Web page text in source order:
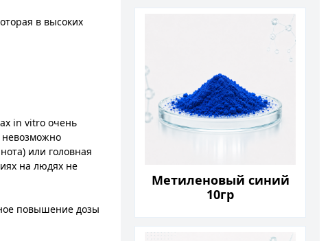
в высоких
in vitro очень
невозможно
или головная
на людях не
повышение дозы
Метиленовый синий
10гр